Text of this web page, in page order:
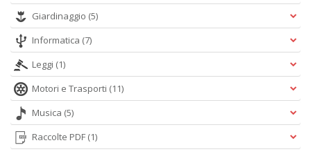
Giardinaggio (5)
Informatica (7)
Leggi (1)
Motori e Trasporti (11)
Musica (5)
Raccolte PDF (1)